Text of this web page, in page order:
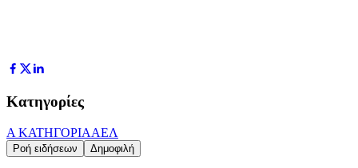
Κατηγορίες
Α ΚΑΤΗΓΟΡΙΑΑΕΛ
Ροή ειδήσεων Δημοφιλή